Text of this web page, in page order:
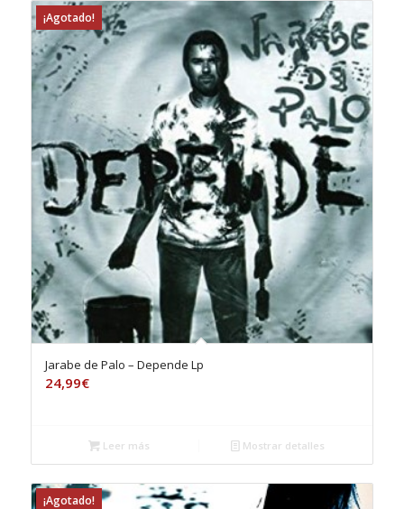
¡Agotado!
Jarabe de Palo – Depende Lp
24,99€
Leer más Mostrar detalles
¡Agotado!